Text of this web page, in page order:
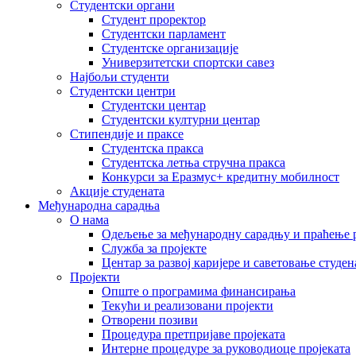
Студентски органи
Студент проректор
Студентски парламент
Студентске организације
Универзитетски спортски савез
Најбољи студенти
Студентски центри
Студентски центар
Студентски културни центар
Стипендије и праксе
Студентска пракса
Студентска летња стручна пракса
Конкурси за Еразмус+ кредитну мобилност
Акције студената
Међународна сарадња
О нама
Одељење за међународну сарадњу и праћење
Служба за пројекте
Центар за развој каријере и саветовање
Пројекти
Опште о програмима финансирања
Текући и реализовани пројекти
Отворени позиви
Процедура претпријаве пројеката
Интерне процедуре за руководиоце пројеката